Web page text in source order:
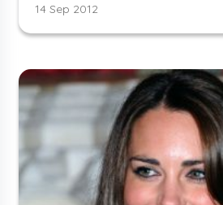
14 Sep 2012